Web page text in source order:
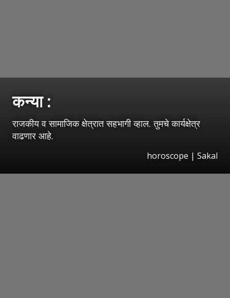
कन्या :
राजकीय व सामाजिक क्षेत्रात सहभागी व्हाल. तुमचे कार्यक्षेत्र
वाढणार आहे.
horoscope | Sakal